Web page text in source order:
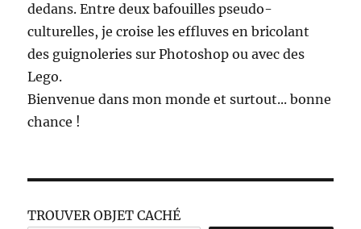
dedans. Entre deux bafouilles pseudo-
culturelles, je croise les effluves en bricolant
des guignoleries sur Photoshop ou avec des
Lego.
Bienvenue dans mon monde et surtout... bonne
chance !
TROUVER OBJET CACHÉ